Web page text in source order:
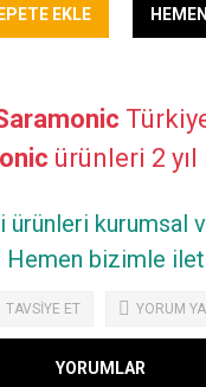
EKLE
ürünleri 2
ürünleri kurumsal
Hemen bizimle
TAVSİYE ET YORUM
YORUMLAR